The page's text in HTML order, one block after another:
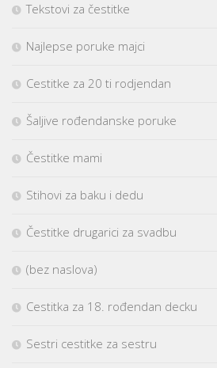
Tekstovi za čestitke
Najlepse poruke majci
Cestitke za 20 ti rodjendan
Šaljive rođendanske poruke
Čestitke mami
Stihovi za baku i dedu
Čestitke drugarici za svadbu
(bez naslova)
Cestitka za 18. rođendan decku
Sestri cestitke za sestru